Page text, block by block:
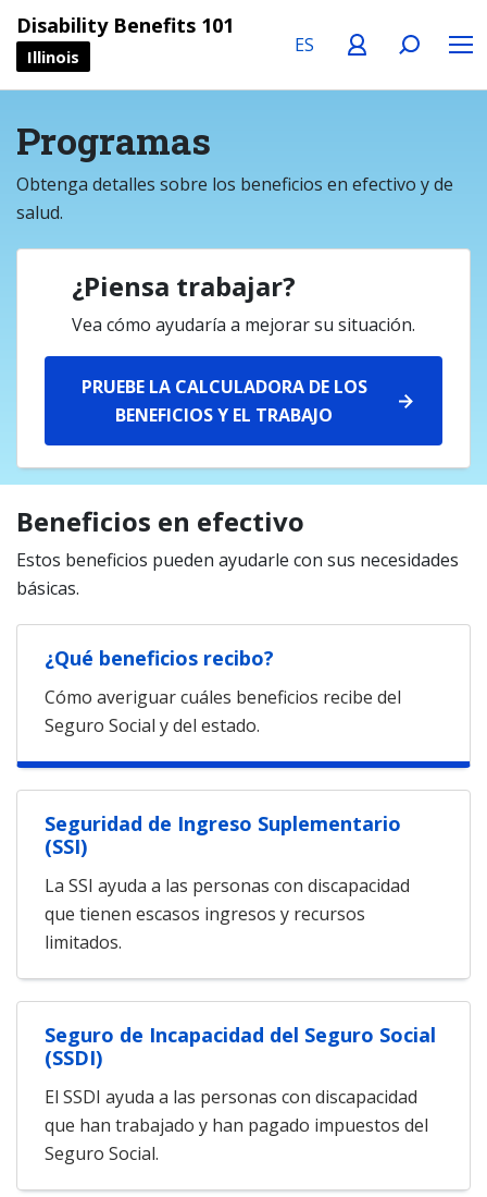
Disability Benefits 101
Illinois
Programas
Obtenga detalles sobre los beneficios en efectivo y de
salud.
¿Piensa trabajar?
Vea cómo ayudaría a mejorar su situación.
PRUEBE LA CALCULADORA DE LOS
BENEFICIOS Y EL TRABAJO
Beneficios en efectivo
Estos beneficios pueden ayudarle con sus necesidades
básicas.
¿Qué beneficios recibo?
Cómo averiguar cuáles beneficios recibe del
Seguro Social y del estado.
Seguridad de Ingreso Suplementario
(SSI)
La SSI ayuda a las personas con discapacidad
que tienen escasos ingresos y recursos
limitados.
Seguro de Incapacidad del Seguro Social
(SSDI)
El SSDI ayuda a las personas con discapacidad
que han trabajado y han pagado impuestos del
Seguro Social.